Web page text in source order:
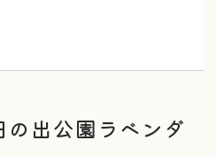
の出公園ラベンダ